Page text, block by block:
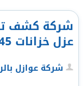
شركة كشف
عزل خزانات 0565174245 خصم20%
شركة عوازل